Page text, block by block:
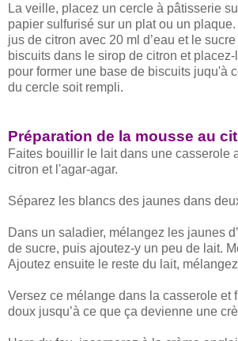
La veille, placez un cercle à pâtisserie
papier sulfurisé sur un plat ou un
jus de citron avec 20 ml d’eau et le
biscuits dans le sirop de citron et
pour former une base de biscuits juqu'à
du cercle soit rempli.
Préparation de la mousse au
Faites bouillir le lait dans une casserole
citron et l'agar-agar.
Séparez les blancs des jaunes dans
Dans un saladier, mélangez les jaunes
de sucre, puis ajoutez-y un peu de lait.
Ajoutez ensuite le reste du lait,
Versez ce mélange dans la casserole et
doux jusqu’à ce que ça devienne une